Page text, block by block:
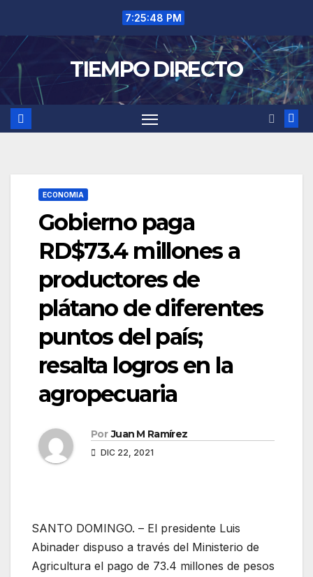
contenido
7:25:48 PM
TIEMPO DIRECTO
ECONOMIA
Gobierno paga
RD$73.4 millones a
productores de
plátano de diferentes
puntos del país;
resalta logros en la
agropecuaria
Por Juan M Ramírez
DIC 22, 2021
SANTO DOMINGO. – El presidente Luis
Abinader dispuso a través del Ministerio de
Agricultura el pago de 73.4 millones de pesos